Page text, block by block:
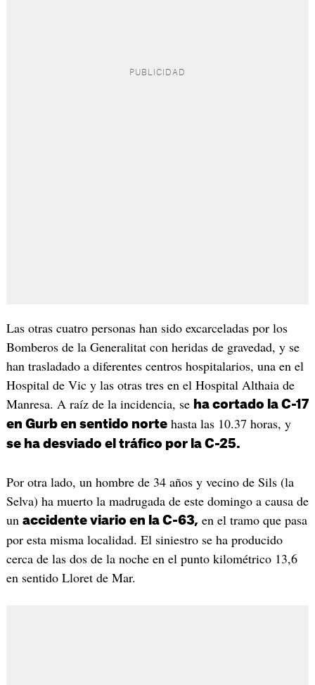
Las otras cuatro personas han sido excarceladas por los
Bomberos de la Generalitat con heridas de gravedad, y se
han trasladado a diferentes centros hospitalarios, una en el
Hospital de Vic y las otras tres en el Hospital Althaia de
Manresa. A raíz de la incidencia, se ha cortado la C-17
en Gurb en sentido nortehasta las 10.37 horas, y
se ha desviado el tráfico por la C-25.
Por otra lado, un hombre de 34 años y vecino de Sils (la
Selva) ha muerto la madrugada de este domingo a causa de
un accidente viario en la C-63, en el tramo que pasa
por esta misma localidad. El siniestro se ha producido
cerca de las dos de la noche en el punto kilométrico 13,6
en sentido Lloret de Mar.